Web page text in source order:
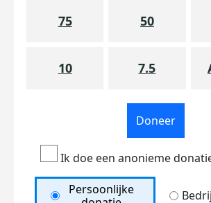
75 50
10 7.5
Doneer
Ik doe een anonieme
Persoonlijke